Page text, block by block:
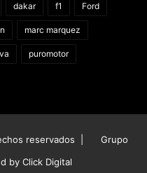
dakar f1 Ford
marc marquez
puromotor
reservados |
Grupo
by Click Digital